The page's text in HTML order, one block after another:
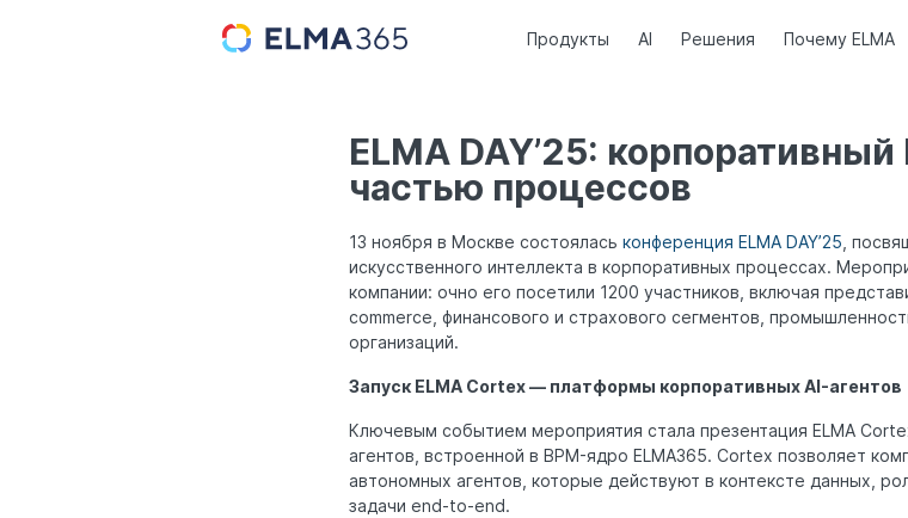
Продукты AI Решения Почему ELMA
ELMA DAY’25:
частью процессов
13 ноября в Москве состоялась конференция ELMA DAY’25 ,
искусственного интеллекта в корпоративных процессах.
компании: очно его посетили 1200 участников, включая
commerce, финансового и страхового сегментов,
организаций.
Запуск ELMA Cortex — платформы корпоративных AI-агентов
Ключевым событием мероприятия стала презентация ELMA
агентов, встроенной в BPM-ядро ELMA365. Cortex позволяет
автономных агентов, которые действуют в контексте данных,
задачи end-to-end.